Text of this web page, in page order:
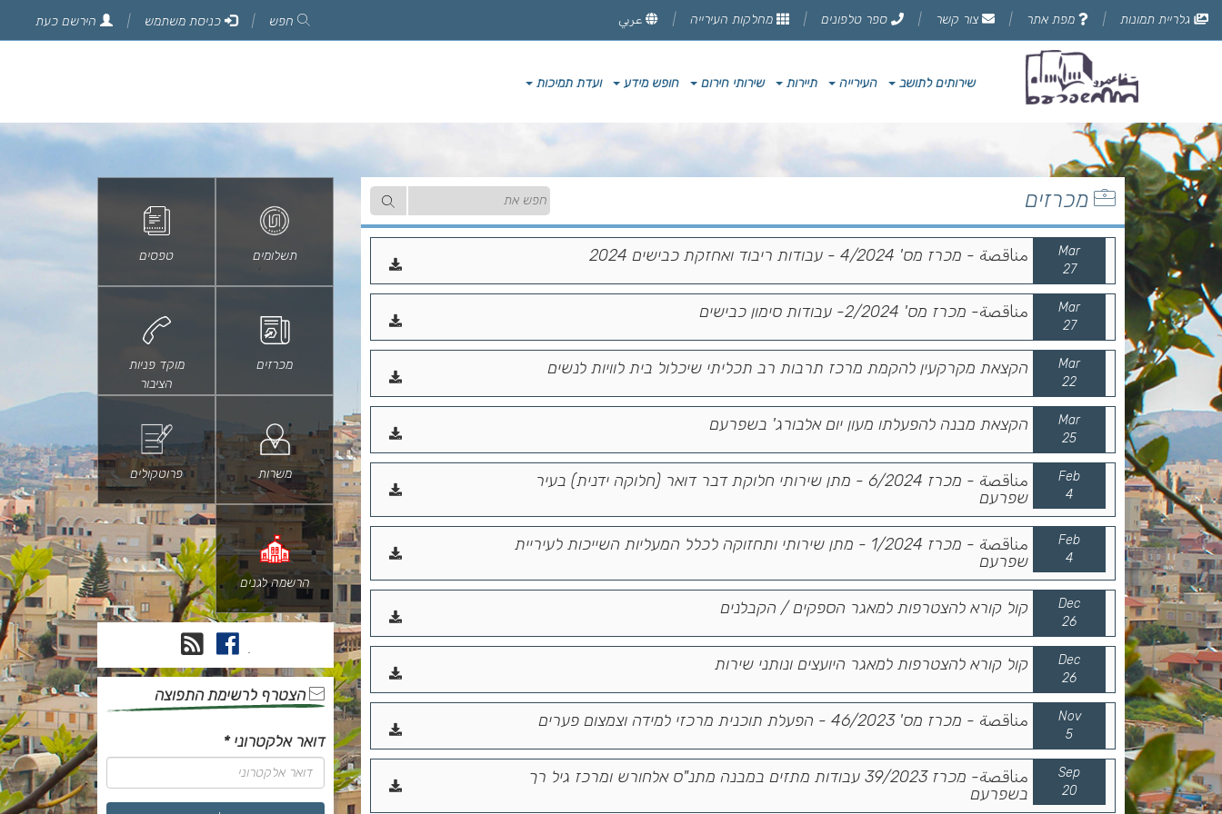
לתוכן
הדף
גלריית תמונות מפת אתר צור קשר ספר טלפונים מחלקות העירייה عربي חפש כניסת משתמש הירשם כעת
שירותים לתושב העירייה תיירות שירותי חירום חופש מידע ועדת תמיכות
מכרזים
Mar
27
مناقصة - מכרז מס' 4/2024 - עבודות ריבוד ואחזקת כבישים 2024
להורדה
כקובץ
Mar
27
مناقصة- מכרז מס' 2/2024- עבודות סימון כבישים
להורדה
כקובץ
Mar
22
הקצאת מקרקעין להקמת מרכז תרבות רב תכליתי שיכלול בית לוויות לנשים
להורדה
כקובץ
Mar
25
הקצאת מבנה להפעלתו מעון יום אלבורג' בשפרעם
להורדה
כקובץ
Feb
4
مناقصة - מכרז 6/2024 - מתן שירותי חלוקת דבר דואר (חלוקה ידנית) בעיר
שפרעם
להורדה
PDF
Feb
4
مناقصة - מכרז 1/2024 - מתן שירותי ותחזוקה לכלל המעליות השייכות לעיריית
שפרעם
להורדה
כקובץ
PDF
Dec
26
קול קורא להצטרפות למאגר הספקים / הקבלנים
להורדה
כקובץ
Dec
26
קול קורא להצטרפות למאגר היועצים ונותני שירות
להורדה
כקובץ
Nov
5
مناقصة - מכרז מס' 46/2023 - הפעלת תוכנית מרכזי למידה וצמצום פערים
להורדה
כקובץ
Sep
20
مناقصة- מכרז 39/2023 עבודות מתזים במבנה מתנ"ס אלחורש ומרכז גיל רך
בשפרעם
להורדה
תשלומים טפסים
מכרזים
מוקד פניות
הציבור
משרות פרוטקולים
הרשמה לגנים
.
פייסבוקRSS
הצטרף לרשימת התפוצה
דואר אלקטרוני*